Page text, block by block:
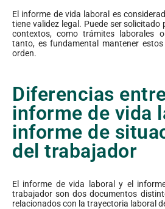
El informe de vida laboral es
tiene validez legal. Puede ser
contextos, como trámites laborales
tanto, es fundamental mantener
orden.
Diferencias
informe de vida
informe de
del trabajador
El informe de vida laboral y el
trabajador son dos documentos
relacionados con la trayectoria laboral